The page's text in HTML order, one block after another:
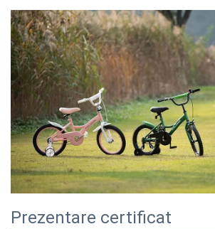
Prezentare certificat